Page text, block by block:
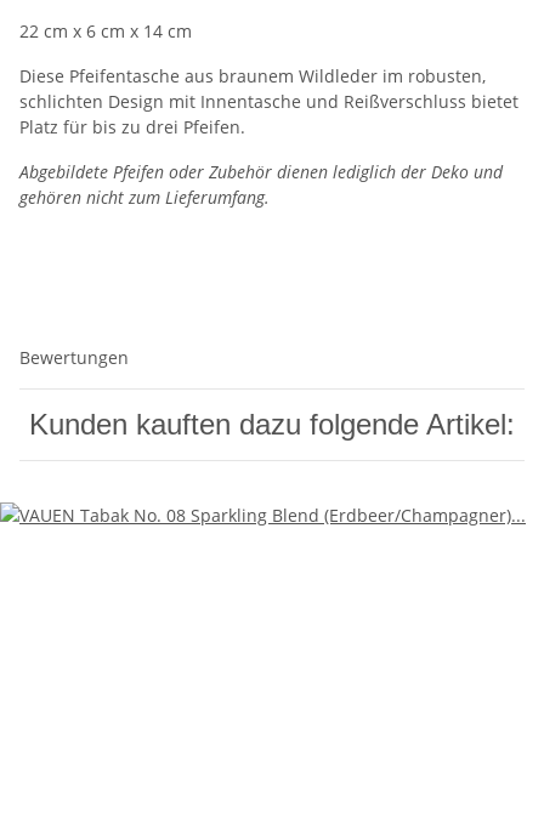
22 cm x 6 cm x 14 cm
Diese Pfeifentasche aus braunem Wildleder im robusten,
schlichten Design mit Innentasche und Reißverschluss bietet
Platz für bis zu drei Pfeifen.
Abgebildete Pfeifen oder Zubehör dienen lediglich der Deko und
gehören nicht zum Lieferumfang.
Bewertungen
Kunden kauften dazu folgende Artikel: